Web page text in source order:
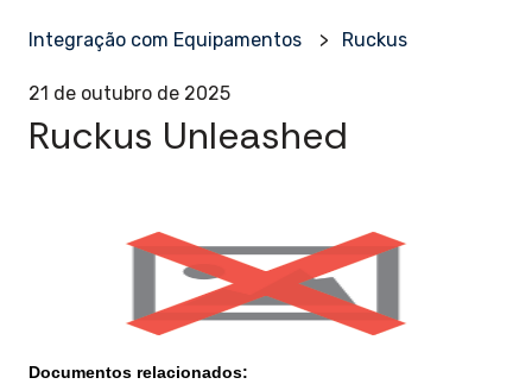
Integração com Equipamentos Ruckus
21 de outubro de 2025
Ruckus Unleashed
Documentos relacionados: